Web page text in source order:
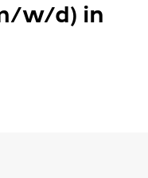
w/d) in